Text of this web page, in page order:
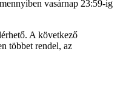
vasárnap 23:59-ig
A következő
többet rendel, az